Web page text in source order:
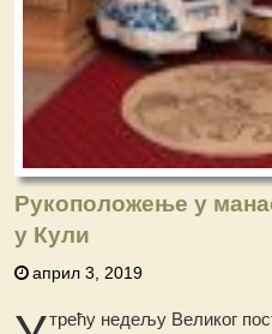
Рукоположење у
у Кули
април 3, 2019
трећу недељу Великог